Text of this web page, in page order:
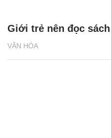
VĂN HÓA
Giới trẻ nên đọc